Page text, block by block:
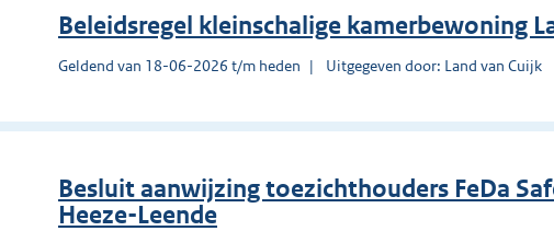
Beleidsregel kleinschalige kamerbewoning
Geldend van 18-06-2026 t/m heden Uitgegeven door: Land van Cuijk
Besluit aanwijzing toezichthouders FeDa
Heeze-Leende